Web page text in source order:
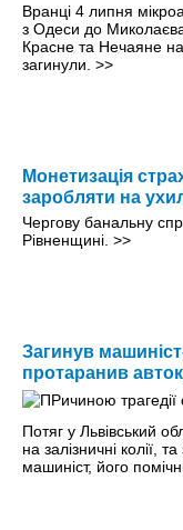
Вранці 4 липня
з Одеси до
Красне та Нечаяне
загинули. >>
Монетизація
заробляти на
Чергову банальну
Рівненщині. >>
Загинув
протаранив
Потяг у Львівський
на залізничні колії,
машиніст, його